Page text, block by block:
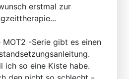
erstmal zur
-Serie gibt es einen
ich so eine Kiste habe.